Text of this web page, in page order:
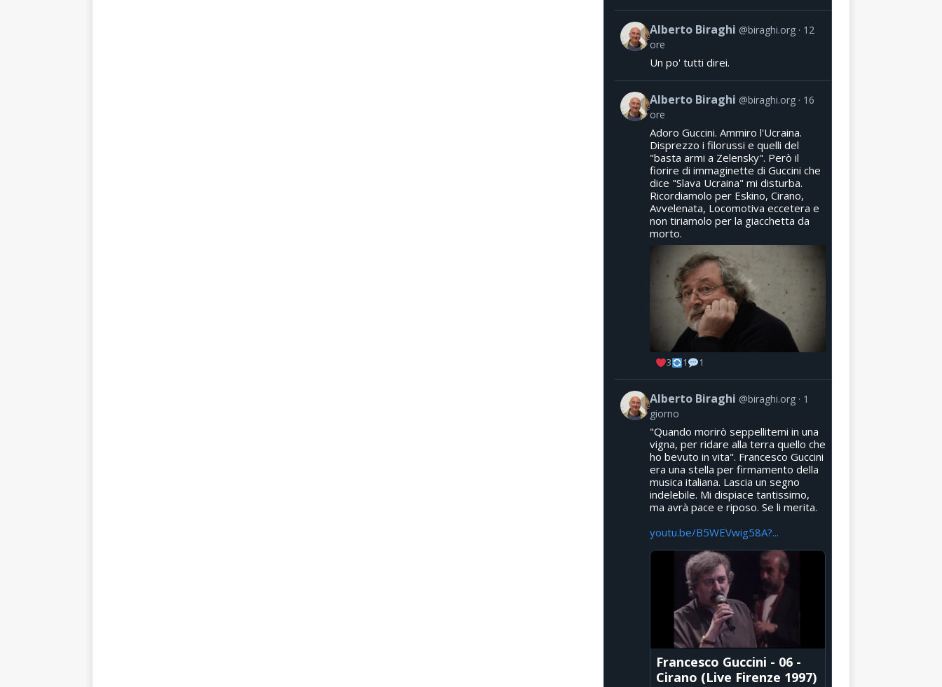
Alberto Biraghi @biraghi.org
12
ore
Un po' tutti direi.
Alberto Biraghi @biraghi.org
16
ore
Adoro Guccini. Ammiro l'Ucraina.
Disprezzo i filorussi e quelli del
"basta armi a Zelensky". Però il
fiorire di immaginette di Guccini che
dice "Slava Ucraina" mi disturba.
Ricordiamolo per Eskino, Cirano,
Avvelenata, Locomotiva eccetera e
non tiriamolo per la giacchetta da
morto.
3 1 1
Alberto Biraghi @biraghi.org
1
giorno
"Quando morirò seppellitemi in una
vigna, per ridare alla terra quello che
ho bevuto in vita". Francesco Guccini
era una stella per firmamento della
musica italiana. Lascia un segno
indelebile. Mi dispiace tantissimo,
ma avrà pace e riposo. Se li merita.
youtu.be/B5WEVwig58A?...
Francesco Guccini - 06 -
Cirano (Live Firenze 1997)